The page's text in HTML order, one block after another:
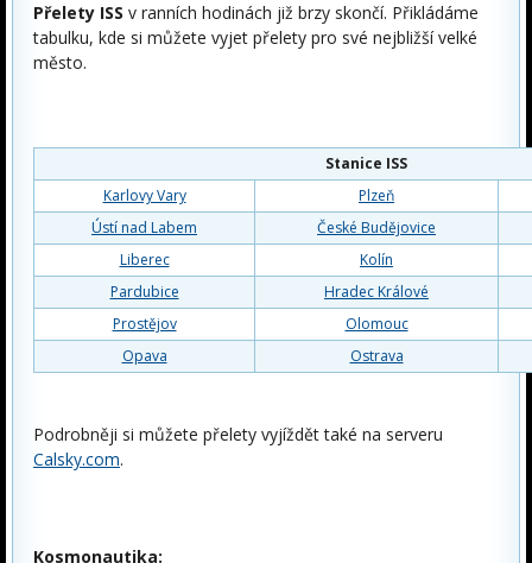
Přelety ISS v ranních hodinách již brzy skončí. Přikládáme
tabulku, kde si můžete vyjet přelety pro své nejbližší velké
město.
Stanice ISS
Karlovy Vary
Plzeň
Ústí nad Labem
České Budějovice
Liberec
Kolín
Pardubice
Hradec Králové
Prostějov
Olomouc
Opava
Ostrava
Podrobněji si můžete přelety vyjíždět také na serveru
Calsky.com.
Kosmonautika: